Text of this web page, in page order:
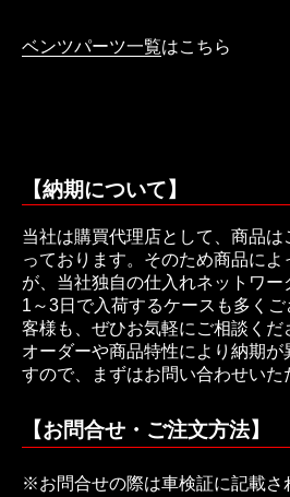
ベンツパーツ一覧はこちら
【納期について】
当社は購買代理店として、商品
っております。そのため商品に
が、当社独自の仕入れネットワー
1～3日で入荷するケースも多く
客様も、ぜひお気軽にご相談く
オーダーや商品特性により納期が
すので、まずはお問い合わせいた
【お問合せ・ご注文方法】
※お問合せの際は車検証に記載さ